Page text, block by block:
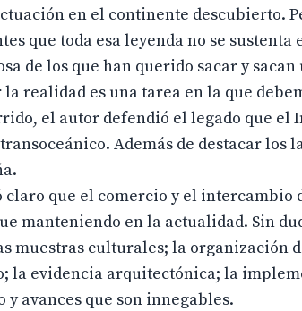
en el continente descubierto.
que toda esa leyenda no se
de los que han querido sacar y
realidad es una tarea en la que
el autor defendió el legado que el
Además de destacar los
claro que el comercio y el
manteniendo en la actualidad. Sin
muestras culturales; la organización
evidencia arquitectónica; la
avances que son innegables.